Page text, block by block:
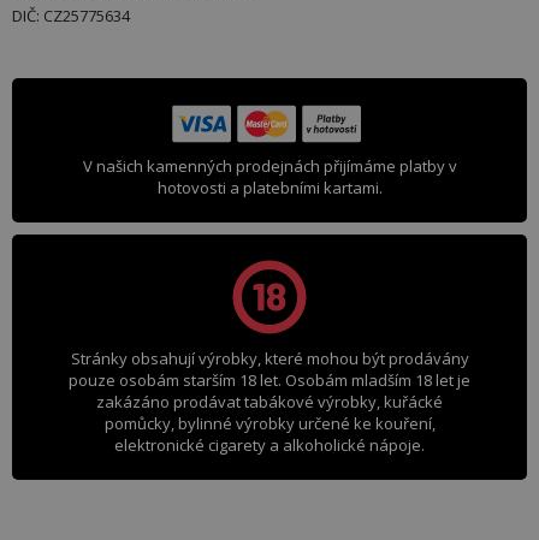
DIČ: CZ25775634
V našich kamenných prodejnách přijímáme platby v
hotovosti a platebními kartami.
Stránky obsahují výrobky, které mohou být prodávány
pouze osobám starším 18 let. Osobám mladším 18 let je
zakázáno prodávat tabákové výrobky, kuřácké
pomůcky, bylinné výrobky určené ke kouření,
elektronické cigarety a alkoholické nápoje.